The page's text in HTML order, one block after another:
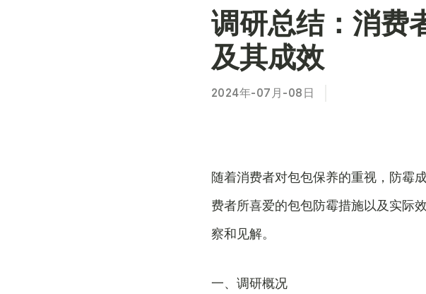
调研总结：消费
及其成效
2024年-07月-08日
随着消费者对包包保养的重视，防霉
费者所喜爱的包包防霉措施以及实际
察和见解。
一、调研概况